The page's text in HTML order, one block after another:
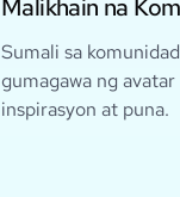
Malikhain na
Sumali sa
gumagawa ng avatar
inspirasyon at puna.